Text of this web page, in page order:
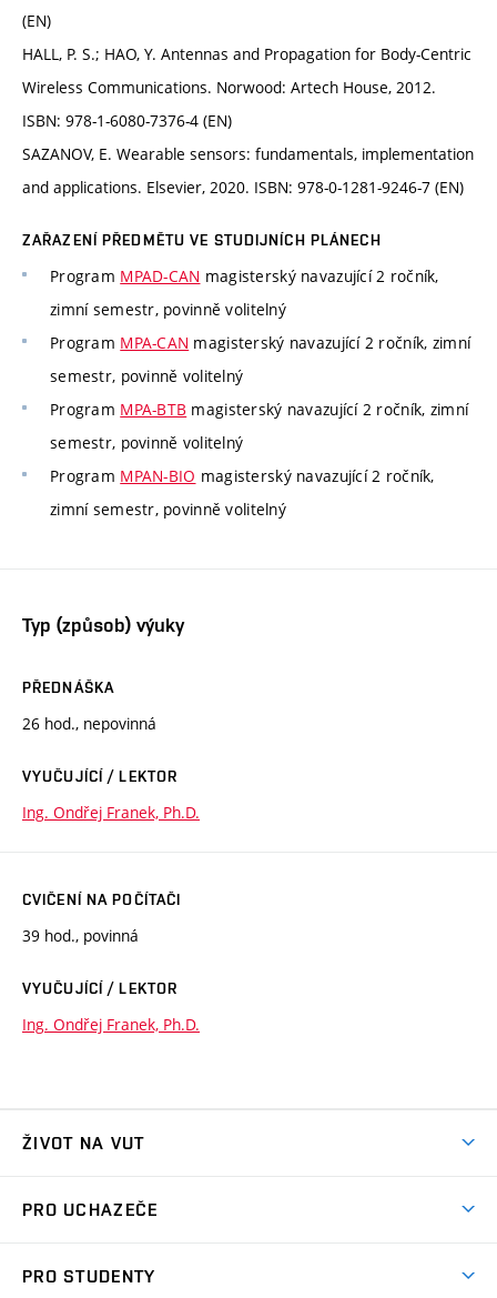
(EN)
HALL, P. S.; HAO, Y. Antennas and Propagation for Body-Centric
Wireless Communications. Norwood: Artech House, 2012.
ISBN: 978-1-6080-7376-4 (EN)
SAZANOV, E. Wearable sensors: fundamentals, implementation
and applications. Elsevier, 2020. ISBN: 978-0-1281-9246-7 (EN)
ZAŘAZENÍ PŘEDMĚTU VE STUDIJNÍCH PLÁNECH
Program MPAD-CAN magisterský navazující 2 ročník,
zimní semestr, povinně volitelný
Program MPA-CAN magisterský navazující 2 ročník, zimní
semestr, povinně volitelný
Program MPA-BTB magisterský navazující 2 ročník, zimní
semestr, povinně volitelný
Program MPAN-BIO magisterský navazující 2 ročník,
zimní semestr, povinně volitelný
Typ (způsob) výuky
PŘEDNÁŠKA
26 hod., nepovinná
VYUČUJÍCÍ / LEKTOR
Ing. Ondřej Franek, Ph.D.
CVIČENÍ NA POČÍTAČI
39 hod., povinná
VYUČUJÍCÍ / LEKTOR
Ing. Ondřej Franek, Ph.D.
ŽIVOT NA VUT
Koleje
PRO UCHAZEČE
PRO STUDENTY